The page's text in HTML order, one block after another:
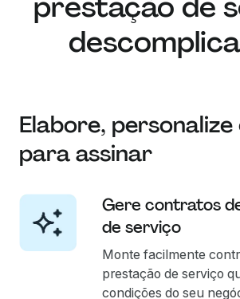
Elabore, personalize
para assinar
Gere contratos
de serviço
Monte facilmente
prestação de serviço
condições do seu